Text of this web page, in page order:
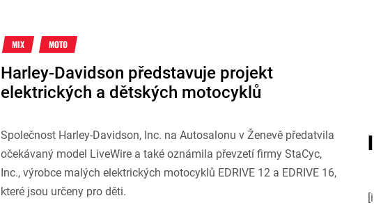
MIX MOTO
Harley-Davidson představuje projekt
elektrických a dětských motocyklů
Společnost Harley-Davidson, Inc. na Autosalonu v Ženevě předatvila
očekávaný model LiveWire a také oznámila převzetí firmy StaCyc,
Inc., výrobce malých elektrických motocyklů EDRIVE 12 a EDRIVE 16,
které jsou určeny pro děti.